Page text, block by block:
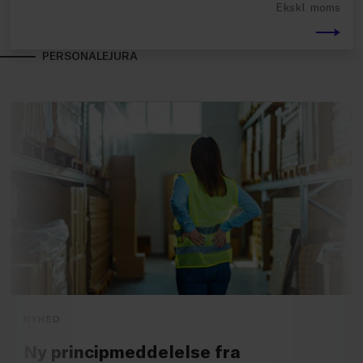
Ekskl. moms
PERSONALEJURA
Ny principmeddelelse fra